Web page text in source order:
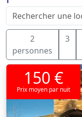
2
personnes
3
150 €
Prix moyen par nuit